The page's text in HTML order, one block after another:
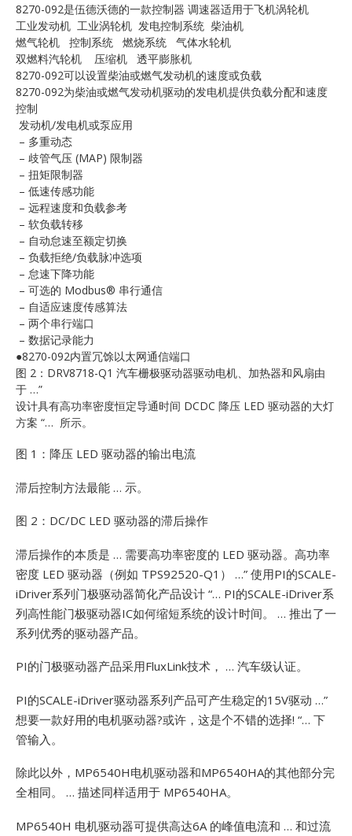
8270-092是伍德沃德的一款控制器 调速器适用于飞机涡轮机
工业发动机 工业涡轮机 发电控制系统 柴油机
燃气轮机 控制系统 燃烧系统 气体水轮机
双燃料汽轮机 压缩机 透平膨胀机
8270-092可以设置柴油或燃气发动机的速度或负载
8270-092为柴油或燃气发动机驱动的发电机提供负载分配和速度
控制
发动机/发电机或泵应用
– 多重动态
– 歧管气压 (MAP) 限制器
– 扭矩限制器
– 低速传感功能
– 远程速度和负载参考
– 软负载转移
– 自动怠速至额定切换
– 负载拒绝/负载脉冲选项
– 怠速下降功能
– 可选的 Modbus® 串行通信
– 自适应速度传感算法
– 两个串行端口
– 数据记录能力
●8270-092内置冗馀以太网通信端口
图 2：DRV8718-Q1 汽车栅极驱动器驱动电机、加热器和风扇由
于 …”
设计具有高功率密度恒定导通时间 DCDC 降压 LED 驱动器的大灯
方案 “… 所示。
图 1：降压 LED 驱动器的输出电流
滞后控制方法最能 … 示。
图 2：DC/DC LED 驱动器的滞后操作
滞后操作的本质是 … 需要高功率密度的 LED 驱动器。高功率
密度 LED 驱动器（例如 TPS92520-Q1） …” 使用PI的SCALE-
iDriver系列门极驱动器简化产品设计 “… PI的SCALE-iDriver系
列高性能门极驱动器IC如何缩短系统的设计时间。 … 推出了一
系列优秀的驱动器产品。
PI的门极驱动器产品采用FluxLink技术， … 汽车级认证。
PI的SCALE-iDriver驱动器系列产品可产生稳定的15V驱动 …”
想要一款好用的电机驱动器?或许，这是个不错的选择! “… 下
管输入。
除此以外，MP6540H电机驱动器和MP6540HA的其他部分完
全相同。 … 描述同样适用于 MP6540HA。
MP6540H 电机驱动器可提供高达6A 的峰值电流和 … 和过流